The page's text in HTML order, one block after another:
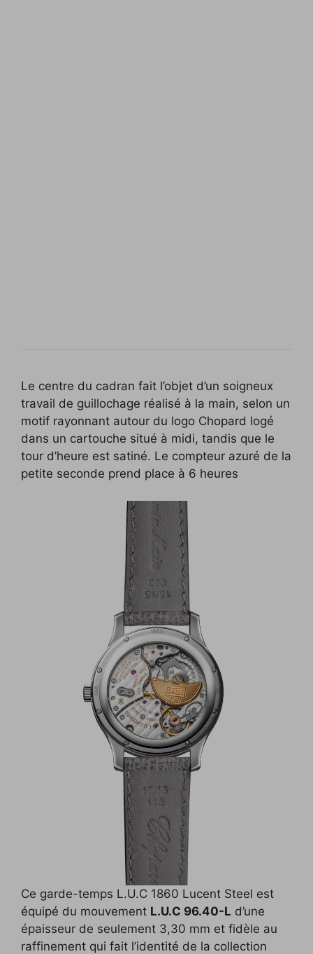
Le centre du cadran fait l’objet d’un soigneux
travail de guillochage réalisé à la main, selon un
motif rayonnant autour du logo Chopard logé
dans un cartouche situé à midi, tandis que le
tour d’heure est satiné. Le compteur azuré de la
petite seconde prend place à 6 heures
Ce garde-temps L.U.C 1860 Lucent Steel est
équipé du mouvement L.U.C 96.40-L d’une
épaisseur de seulement 3,30 mm et fidèle au
raffinement qui fait l’identité de la collection